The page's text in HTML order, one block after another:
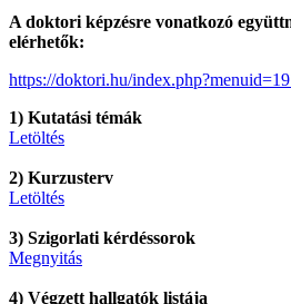
A doktori képzésre vonatkozó
elérhetők:
https://doktori.hu/
1) Kutatási témák
Letöltés
2) Kurzusterv
Letöltés
3) Szigorlati kérdéssorok
Megnyitás
4) Végzett hallgatók listája